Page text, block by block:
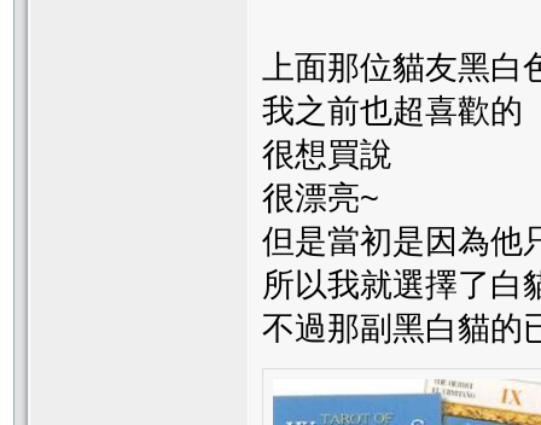
上面那位貓友黑白
我之前也超喜歡的
很想買說
很漂亮~
但是當初是因為他
所以我就選擇了白
不過那副黑白貓的